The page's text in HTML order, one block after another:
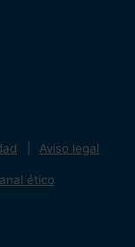
Aviso legal
ético